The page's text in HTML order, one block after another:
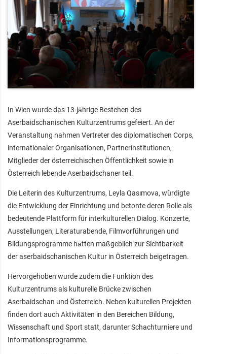
In Wien wurde das 13‑jährige Bestehen des
Aserbaidschanischen Kulturzentrums gefeiert. An der
Veranstaltung nahmen Vertreter des diplomatischen Corps,
internationaler Organisationen, Partnerinstitutionen,
Mitglieder der österreichischen Öffentlichkeit sowie in
Österreich lebende Aserbaidschaner teil.
Die Leiterin des Kulturzentrums, Leyla Qasımova, würdigte
die Entwicklung der Einrichtung und betonte deren Rolle als
bedeutende Plattform für interkulturellen Dialog. Konzerte,
Ausstellungen, Literaturabende, Filmvorführungen und
Bildungsprogramme hätten maßgeblich zur Sichtbarkeit
der aserbaidschanischen Kultur in Österreich beigetragen.
Hervorgehoben wurde zudem die Funktion des
Kulturzentrums als kulturelle Brücke zwischen
Aserbaidschan und Österreich. Neben kulturellen Projekten
finden dort auch Aktivitäten in den Bereichen Bildung,
Wissenschaft und Sport statt, darunter Schachturniere und
Informationsprogramme.